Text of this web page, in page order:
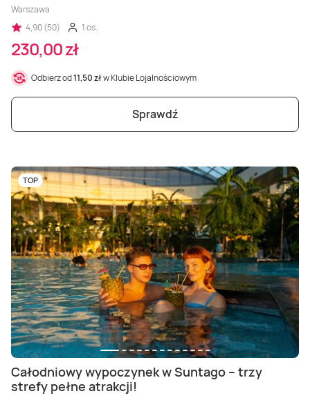
Warszawa
4,90 (50)
1 os.
230,00 zł
Odbierz od11,50 złw Klubie Lojalnościowym
Sprawdź
TOP
Całodniowy wypoczynek w Suntago – trzy
strefy pełne atrakcji!